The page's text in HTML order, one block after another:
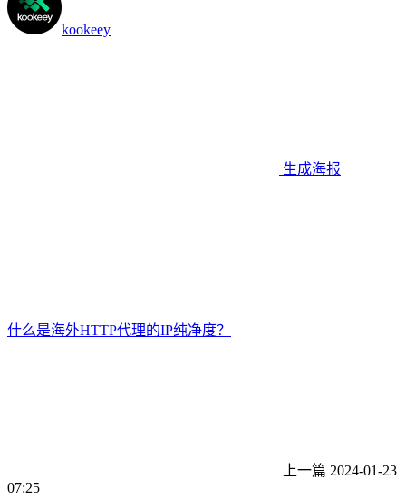
kookeey
生成海报
什么是海外HTTP代理的IP纯净度？
上一篇 2024-01-23
07:25